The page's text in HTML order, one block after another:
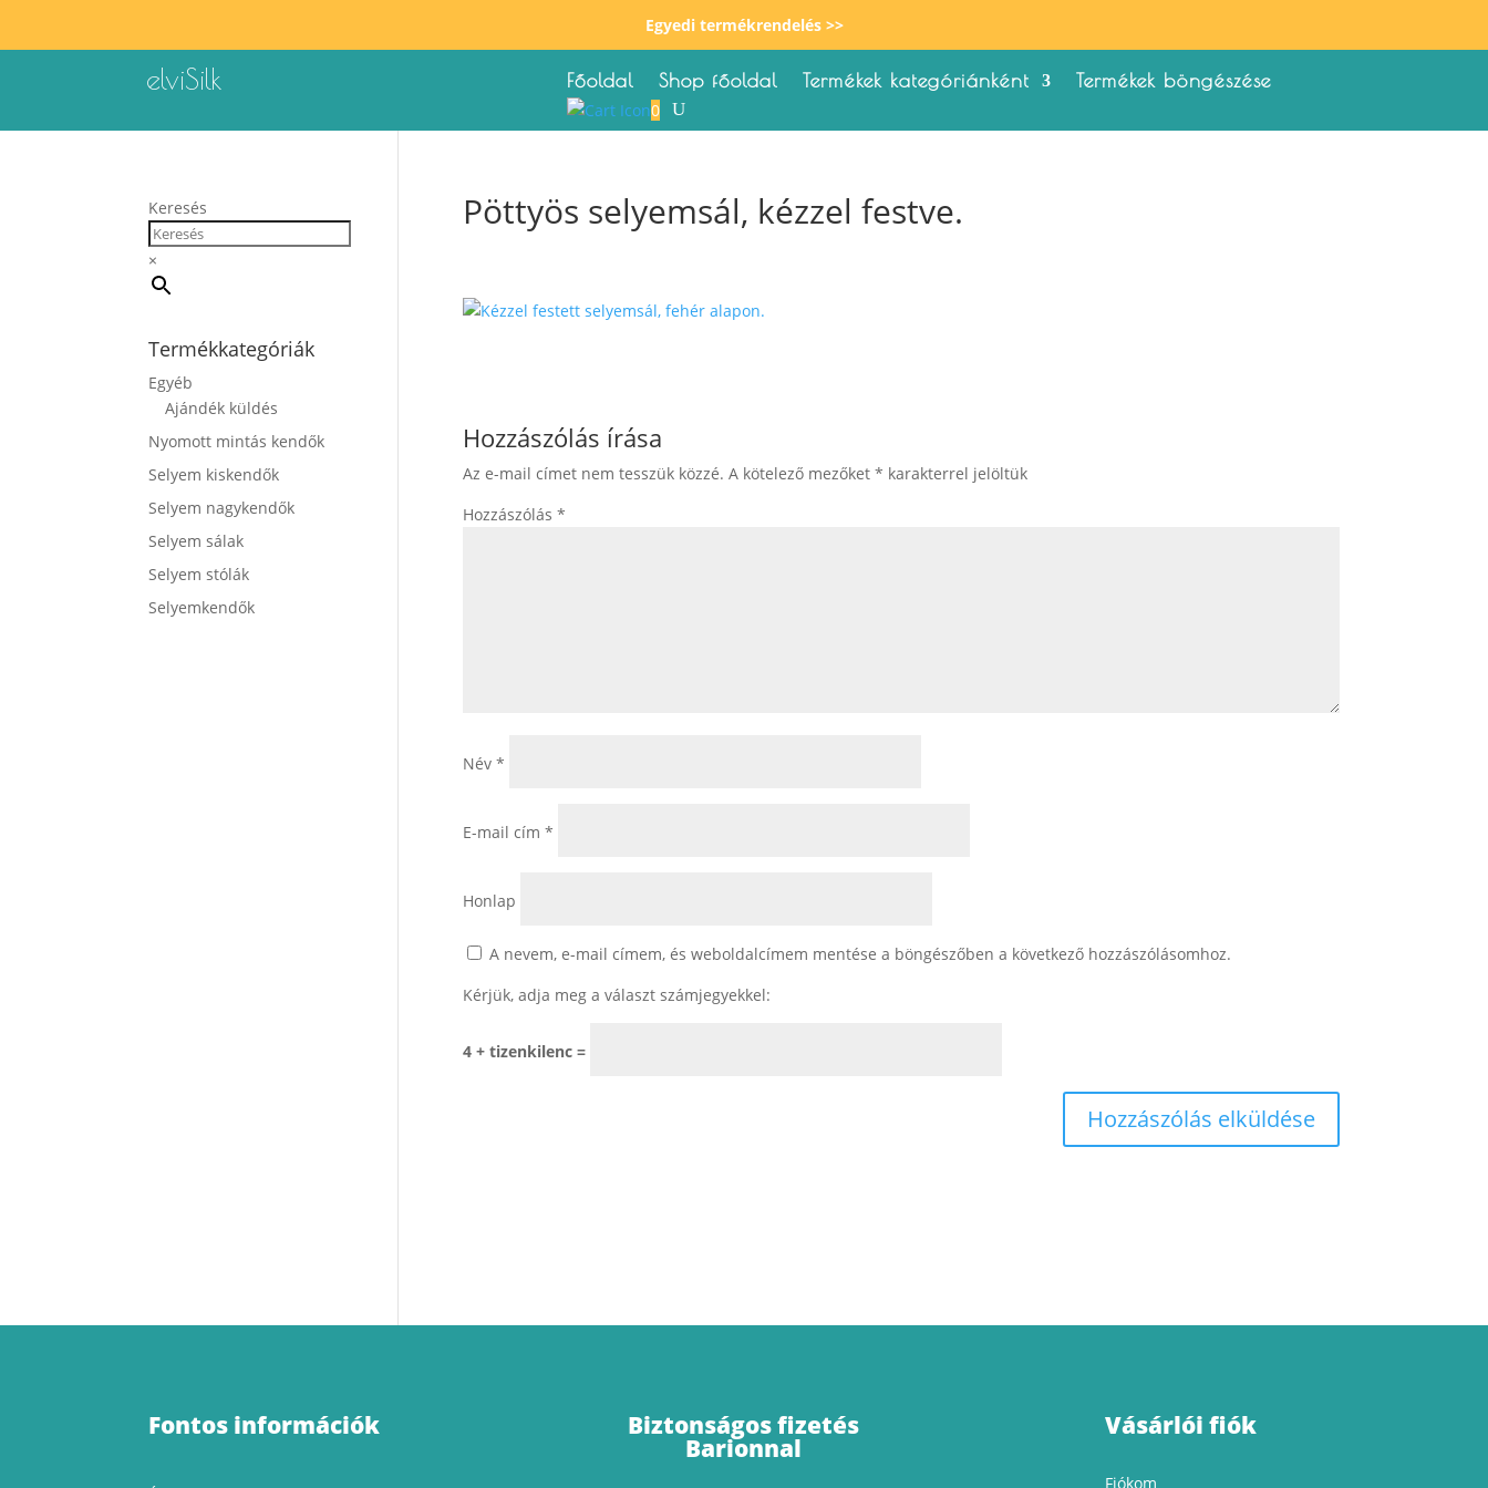
Egyedi termékrendelés >>
elviSilk Főoldal Shop főoldal Termékek kategóriánként Termékek böngészése
0
Pöttyös selyemsál, kézzel festve.
Hozzászólás írása
Az e-mail címet nem tesszük közzé. A kötelező mezőket * karakterrel jelöltük
Hozzászólás *
Név *
E-mail cím *
Honlap
A nevem, e-mail címem, és weboldalcímem mentése a böngészőben a következő hozzászólásomhoz.
Kérjük, adja meg a választ számjegyekkel:
4 + tizenkilenc =
Keresés
×
Termékkategóriák
Egyéb
Ajándék küldés
Nyomott mintás kendők
Selyem kiskendők
Selyem nagykendők
Selyem sálak
Selyem stólák
Selyemkendők
Fontos információk Biztonságos fizetés
Barionnal
Vásárlói fiók
Fiókom